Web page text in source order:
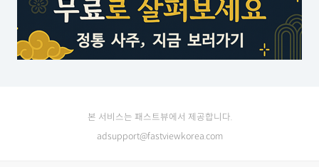
본 서비스는 패스트뷰에서 제공합니다.
adsupport@fastviewkorea.com